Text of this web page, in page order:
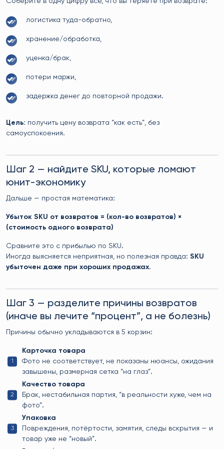
логистика туда-обратно,
хранение/обработка,
уценка/брак,
потери маржи,
задержка денег до повторной продажи.
Цель: получить цену возврата “как есть”, без
самоуспокоения.
Шаг 2 — найдите SKU, которые ломают
юнит-экономику
Дальше — простая математика:
Убыток SKU от возвратов = (кол-во возвратов) ×
(стоимость одного возврата)
Сравните это с прибылью по SKU.
Иногда выясняется неприятная, но полезная правда: SKU
убыточен даже при хороших продажах.
Шаг 3 — разделите причины возвратов
(иначе вы лечите “процент”, а не болезнь)
Причины обычно укладываются в 5 корзин:
Карточка товара
Фото не соответствует, не показаны нюансы, ожидания
завышены, размерная сетка “на глаз”.
Качество товара
Брак, нестабильная партия, “в реальности хуже, чем на
фото”.
Упаковка
Повреждения, потёртости, замятия, следы вскрытия — и
товар уже не “новый”.